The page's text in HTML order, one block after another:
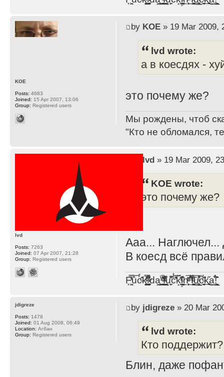
by KOE» 19 Mar 2009,
lvd wrote:
а в коесдях -
это почему же?
Мы рождены, чтоб
"Кто не обломался,
KOE
Posts: 4683
Joined: 15 Apr 2007, 13:06
Group: Registered users
lvd» 19 Mar 2009,
KOE wrote:
это почему же?
Ааа...
В коесд всё
F̞͖̭̿̔ͯu̐̅cͬ̑ͩk̨̤̳͇̮̭̪̠̽̿̓̆ͭͩ ̷̩̰͎̩͓̘̾̀ͬ̊ͭ͛ͅda̝̺͙̬͎̝̾͟ ̰̜̝̯͉̯̖̓̎́ͨ̽ͫ͟f̟͇̭̀ͬͨͭ̐̚u̹̼̹̗̞͑̔͂͐̚cͭ̅̊̆̒̆ǩ̝̩̯́ͥ̔̍̑ḭ͓͍̳̬ͦ̽͂n͍͎͈̈̅ͩͬ ̊ͫ̂̾̑̈́f̲͚͉͓͗̋́ͧͦ̅ȗ͇̲̻͈̲̅̎͗͒ͭ͡c̬̟̠̹̯̈́ͩ͘ͅk̫̠̻̋͜a̲͒̾̇!͙͕̺͉̗̩̲̂̏̄̀
lvd
Posts: 7263
Joined: 07 Apr 2007, 21:28
Group: Registered users
by jdigreze» 20 Mar
lvd wrote:
Кто поддержит?
Блин, даже
jdigreze
Posts: 1478
Joined: 01 Aug 2008, 06:49
Location: Агбан
Group: Registered users